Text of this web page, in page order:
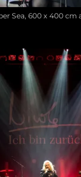
Sea, 600 x 400 cm